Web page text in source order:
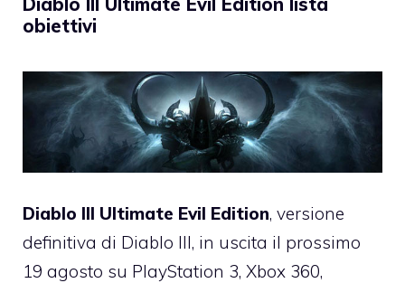
obiettivi
Diablo III Ultimate Evil Edition, versione
definitiva di Diablo III, in uscita il prossimo
19 agosto su PlayStation 3, Xbox 360,